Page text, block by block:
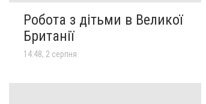
Робота з дітьми в Великої
Британії
14:48, 2 серпня